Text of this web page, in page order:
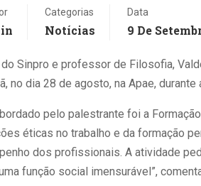
Categorias
Notícias
Data
9 De
Sinpro e professor de Filosofia,
no dia 28 de agosto, na Apae,
pelo palestrante foi a
éticas no trabalho e da formação
dos profissionais. A atividade
função social imensurável”,
de
'Antes Elize do que Eliza'
viraliza nas redes Talvez
Trabalho de Conclusão de
Curso (TCC) no fim da
faculdade e sentido que
quase ninguém além da